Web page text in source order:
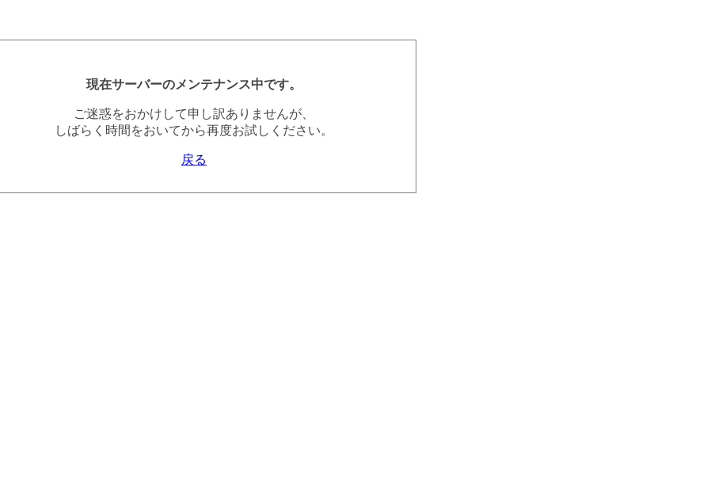
現在サーバーのメンテナンス中です。
ご迷惑をおかけして申し訳ありませんが、
しばらく時間をおいてから再度お試しください。
戻る